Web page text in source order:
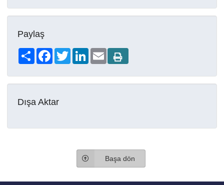
Paylaş
Share FacebookTwitterLinkedIn
Email
Dışa Aktar
Başa dön